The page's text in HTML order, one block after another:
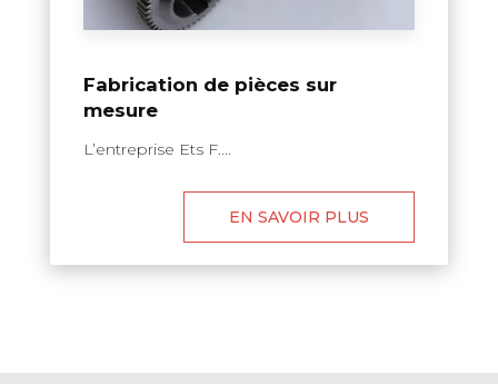
Fabrication de pièces sur
mesure
L’entreprise Ets F....
EN SAVOIR PLUS